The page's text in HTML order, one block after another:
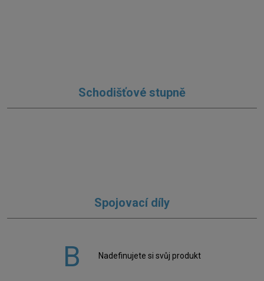
Schodišťové stupně
Spojovací díly
Nadefinujete si svůj produkt